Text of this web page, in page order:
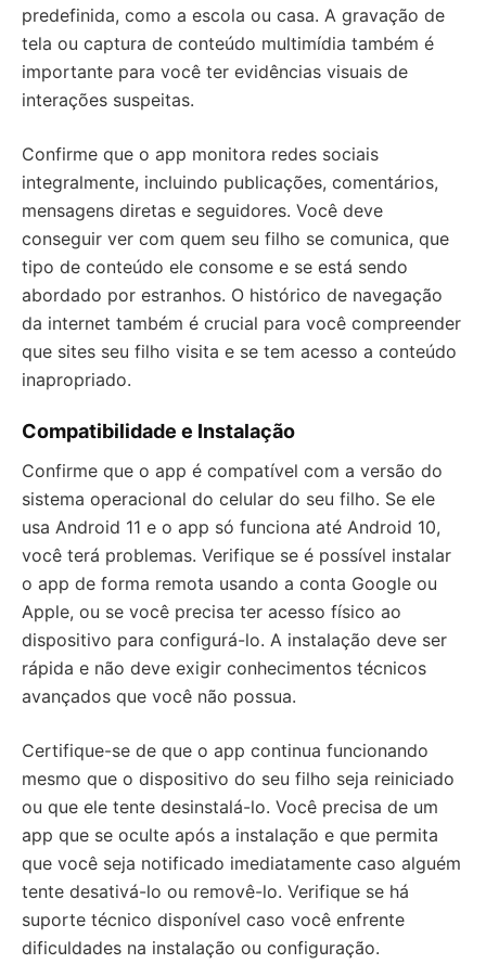
predefinida, como a escola ou casa. A gravação de
tela ou captura de conteúdo multimídia também é
importante para você ter evidências visuais de
interações suspeitas.
Confirme que o app monitora redes sociais
integralmente, incluindo publicações, comentários,
mensagens diretas e seguidores. Você deve
conseguir ver com quem seu filho se comunica, que
tipo de conteúdo ele consome e se está sendo
abordado por estranhos. O histórico de navegação
da internet também é crucial para você compreender
que sites seu filho visita e se tem acesso a conteúdo
inapropriado.
Compatibilidade e Instalação
Confirme que o app é compatível com a versão do
sistema operacional do celular do seu filho. Se ele
usa Android 11 e o app só funciona até Android 10,
você terá problemas. Verifique se é possível instalar
o app de forma remota usando a conta Google ou
Apple, ou se você precisa ter acesso físico ao
dispositivo para configurá-lo. A instalação deve ser
rápida e não deve exigir conhecimentos técnicos
avançados que você não possua.
Certifique-se de que o app continua funcionando
mesmo que o dispositivo do seu filho seja reiniciado
ou que ele tente desinstalá-lo. Você precisa de um
app que se oculte após a instalação e que permita
que você seja notificado imediatamente caso alguém
tente desativá-lo ou removê-lo. Verifique se há
suporte técnico disponível caso você enfrente
dificuldades na instalação ou configuração.